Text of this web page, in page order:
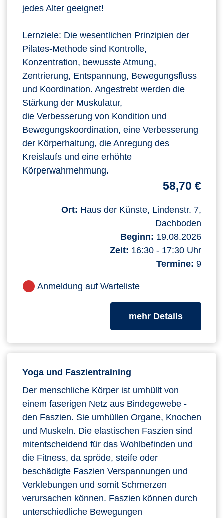
jedes Alter geeignet!
Lernziele: Die wesentlichen Prinzipien der
Pilates-Methode sind Kontrolle,
Konzentration, bewusste Atmung,
Zentrierung, Entspannung, Bewegungsfluss
und Koordination. Angestrebt werden die
Stärkung der Muskulatur,
die Verbesserung von Kondition und
Bewegungskoordination, eine Verbesserung
der Körperhaltung, die Anregung des
Kreislaufs und eine erhöhte
Körperwahrnehmung.
58,70 €
Ort: Haus der Künste, Lindenstr. 7,
Dachboden
Beginn: 19.08.2026
Zeit: 16:30 - 17:30 Uhr
Termine: 9
Anmeldung auf Warteliste
mehr Detailszum
Yoga und Faszientraining
Der menschliche Körper ist umhüllt von
einem faserigen Netz aus Bindegewebe -
den Faszien. Sie umhüllen Organe, Knochen
und Muskeln. Die elastischen Faszien sind
mitentscheidend für das Wohlbefinden und
die Fitness, da spröde, steife oder
beschädigte Faszien Verspannungen und
Verklebungen und somit Schmerzen
verursachen können. Faszien können durch
unterschiedliche Bewegungen